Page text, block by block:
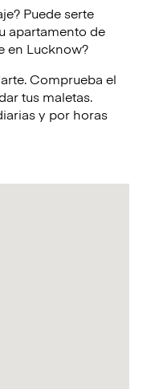
Puede serte
apartamento de
en Lucknow?
Comprueba el
tus maletas.
y por horas